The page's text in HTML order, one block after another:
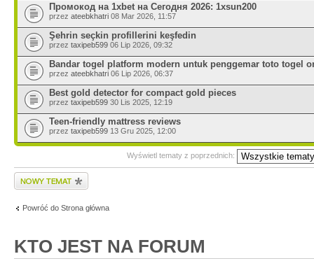
Промокод на 1xbet на Сегодня 2026: 1xsun200
przez ateebkhatri 08 Mar 2026, 11:57
Şehrin seçkin profillerini keşfedin
przez taxipeb599 06 Lip 2026, 09:32
Bandar togel platform modern untuk penggemar toto togel
przez ateebkhatri 06 Lip 2026, 06:37
Best gold detector for compact gold pieces
przez taxipeb599 30 Lis 2025, 12:19
Teen-friendly mattress reviews
przez taxipeb599 13 Gru 2025, 12:00
Wyświetl tematy z poprzednich:
Wyślij nowy temat
Powróć do Strona główna
KTO JEST NA FORUM